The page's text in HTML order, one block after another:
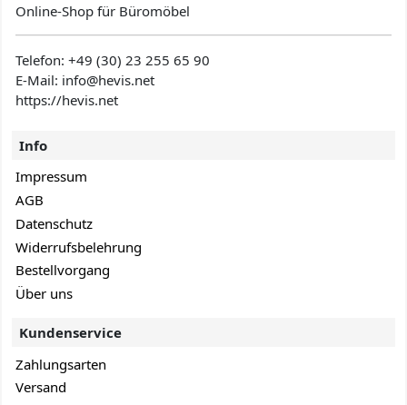
Online-Shop für Büromöbel
Telefon:+49 (30) 23 255 65 90
E-Mail: info@hevis.net
https://hevis.net
Info
Impressum
AGB
Datenschutz
Widerrufsbelehrung
Bestellvorgang
Über uns
Kundenservice
Zahlungsarten
Versand